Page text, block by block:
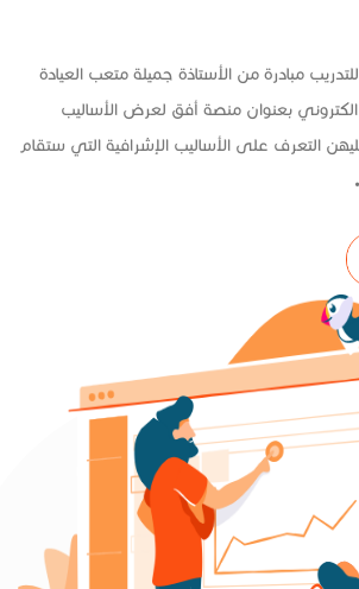
مبادرة من الأستاذة جميلة متعب العيادة
بعنوان منصة أفق لعرض الأساليب
التعرف على الأساليب الإشرافية التي ستقام